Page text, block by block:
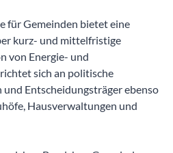
für Gemeinden bietet eine
kurz- und mittelfristige
von Energie- und
sich an politische
Entscheidungsträger ebenso
Hausverwaltungen und